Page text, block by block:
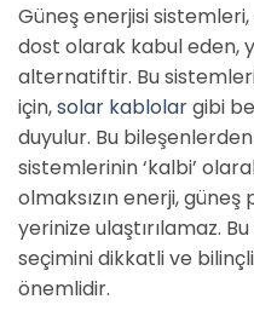
Güneş enerjisi
dost olarak kabul eden,
alternatiftir. Bu
için,solar kablolargibi
duyulur. Bu
sistemlerinin ‘kalbi’
olmaksızın enerji,
yerinize ulaştırılamaz.
seçimini dikkatli ve
önemlidir.